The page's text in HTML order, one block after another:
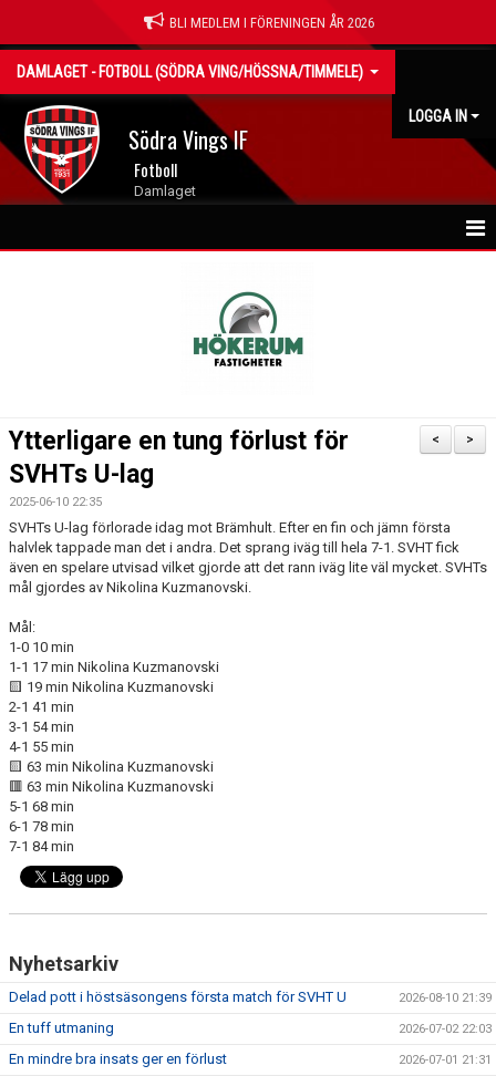
BLI MEDLEM I FÖRENINGEN ÅR 2026
DAMLAGET - FOTBOLL (SÖDRA VING/HÖSSNA/TIMMELE)
LOGGA IN
Södra Vings IF
Fotboll
Damlaget
TRUPPEN
KONTAKT
>
<
Ytterligare en tung förlust för
SVHTs U-lag
2025-06-10 22:35
SVHTs U-lag förlorade idag mot Brämhult. Efter en fin och jämn första
halvlek tappade man det i andra. Det sprang iväg till hela 7-1. SVHT fick
även en spelare utvisad vilket gjorde att det rann iväg lite väl mycket. SVHTs
mål gjordes av Nikolina Kuzmanovski.
Mål:
1-0 10 min
1-1 17 min Nikolina Kuzmanovski
🟨 19 min Nikolina Kuzmanovski
2-1 41 min
3-1 54 min
4-1 55 min
🟨 63 min Nikolina Kuzmanovski
🟥 63 min Nikolina Kuzmanovski
5-1 68 min
6-1 78 min
7-1 84 min
Nyhetsarkiv
Delad pott i höstsäsongens första match för SVHT U 2026-08-10 21:39
En tuff utmaning 2026-07-02 22:03
En mindre bra insats ger en förlust 2026-07-01 21:31